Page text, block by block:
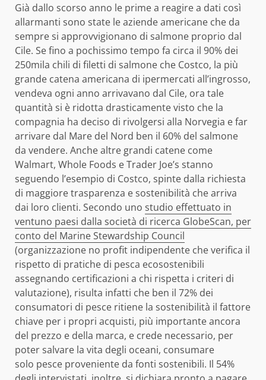
Già dallo scorso anno le prime a reagire a dati così
allarmanti sono state le aziende americane che da
sempre si approvvigionano di salmone proprio dal
Cile. Se fino a pochissimo tempo fa circa il 90% dei
250mila chili di filetti di salmone che Costco, la più
grande catena americana di ipermercati all’ingrosso,
vendeva ogni anno arrivavano dal Cile, ora tale
quantità si è ridotta drasticamente visto che la
compagnia ha deciso di rivolgersi alla Norvegia e far
arrivare dal Mare del Nord ben il 60% del salmone
da vendere. Anche altre grandi catene come
Walmart, Whole Foods e Trader Joe’s stanno
seguendo l’esempio di Costco, spinte dalla richiesta
di maggiore trasparenza e sostenibilità che arriva
dai loro clienti. Secondo uno studio effettuato in
ventuno paesi dalla società di ricerca GlobeScan, per
conto del Marine Stewardship Council
(organizzazione no profit indipendente che verifica il
rispetto di pratiche di pesca ecosostenibili
assegnando certificazioni a chi rispetta i criteri di
valutazione), risulta infatti che ben il 72% dei
consumatori di pesce ritiene la sostenibilità il fattore
chiave per i propri acquisti, più importante ancora
del prezzo e della marca, e crede necessario, per
poter salvare la vita degli oceani, consumare
solo pesce proveniente da fonti sostenibili. Il 54%